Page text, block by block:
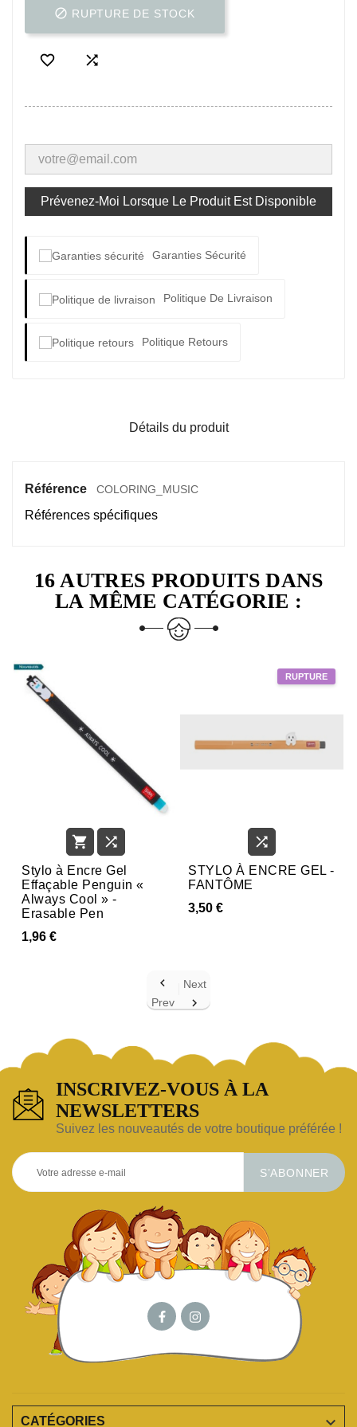
 RUPTURE DE STOCK
 
Prévenez-Moi Lorsque Le Produit Est Disponible
Garanties Sécurité
Politique De Livraison
Politique Retours
Détails du produit
Référence COLORING_MUSIC
Références spécifiques
16 AUTRES PRODUITS DANS
LA MÊME CATÉGORIE :
 
Stylo à Encre Gel
Effaçable Penguin «
Always Cool » -
Erasable Pen
1,96 €

STYLO À ENCRE GEL -
FANTÔME
3,50 €

Prev
Next

INSCRIVEZ-VOUS À LA
NEWSLETTERS
Suivez les nouveautés de votre boutique préférée !
S’ABONNER
CATÉGORIES